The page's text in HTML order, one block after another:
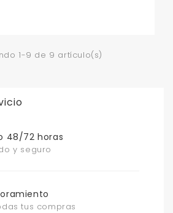
1-9 de 9 artículo(s)
48/72 horas
y seguro
tus compras